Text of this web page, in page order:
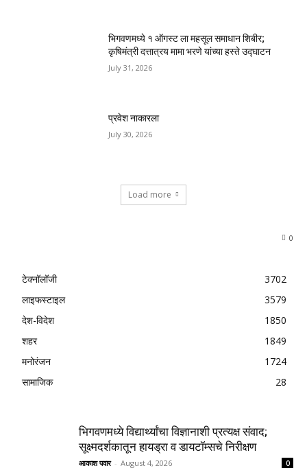
भिगवणमध्ये १ ऑगस्ट ला महसूल समाधान शिबीर;
कृषिमंत्री दत्तात्रय मामा भरणे यांच्या हस्ते उद्घाटन
July 31, 2026
प्रवेश नाकारला
July 30, 2026
Load more
0
टेक्नॉलॉजी
3702
लाइफस्टाइल
3579
देश-विदेश
1850
शहर
1849
मनोरंजन
1724
सामाजिक
28
भिगवणमध्ये विद्यार्थ्यांचा विज्ञानाशी प्रत्यक्ष संवाद;
सूक्ष्मदर्शकातून हायड्रा व डायटॉम्सचे निरीक्षण
आकाश पवार - August 4, 2026 0